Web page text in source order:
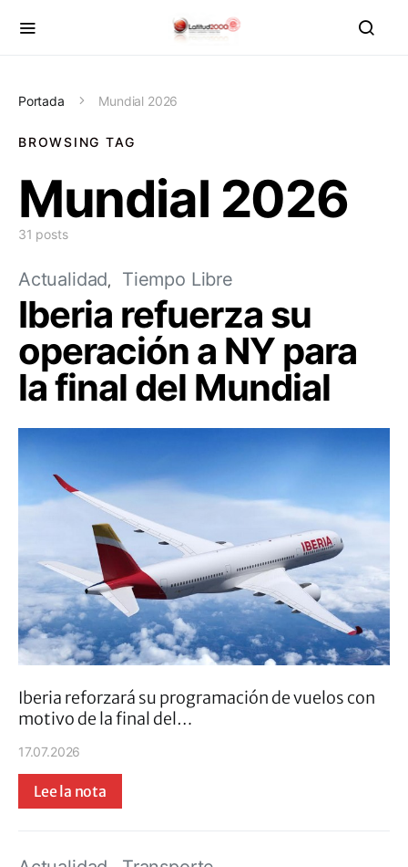
Portada Mundial 2026
BROWSING TAG
Mundial 2026
31 posts
Actualidad Tiempo Libre
Iberia refuerza su
operación a NY para
la final del Mundial
Iberia reforzará su programación de vuelos con
motivo de la final del…
17.07.2026
Lee la nota